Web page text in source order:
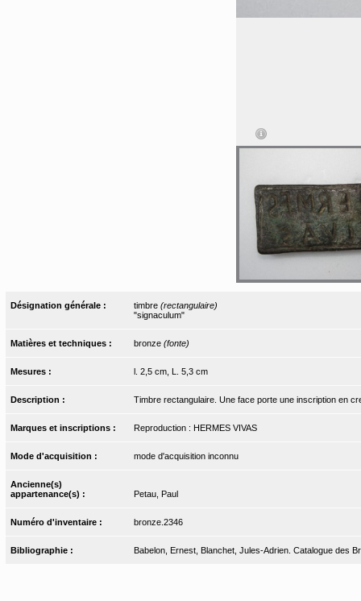
Désignation générale : timbre (rectangulaire)
"signaculum"
Matières et techniques : bronze (fonte)
Mesures : l. 2,5 cm, L. 5,3 cm
Description : Timbre rectangulaire. Une face porte une inscription en
Marques et inscriptions : Reproduction : HERMES VIVAS
Mode d'acquisition : mode d'acquisition inconnu
Ancienne(s)
appartenance(s) :
Petau, Paul
Numéro d'inventaire : bronze.2346
Bibliographie : Babelon, Ernest, Blanchet, Jules-Adrien. Catalogue des